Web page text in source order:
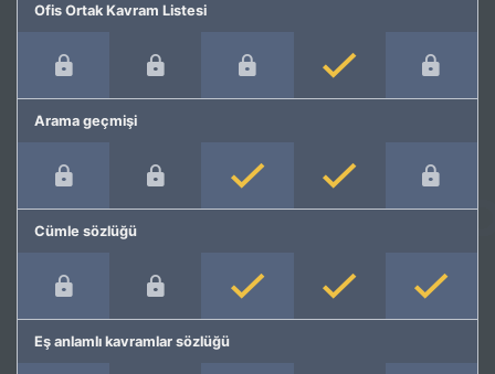
Ofis Ortak Kavram Listesi
Arama geçmişi
Cümle sözlüğü
Eş anlamlı kavramlar sözlüğü